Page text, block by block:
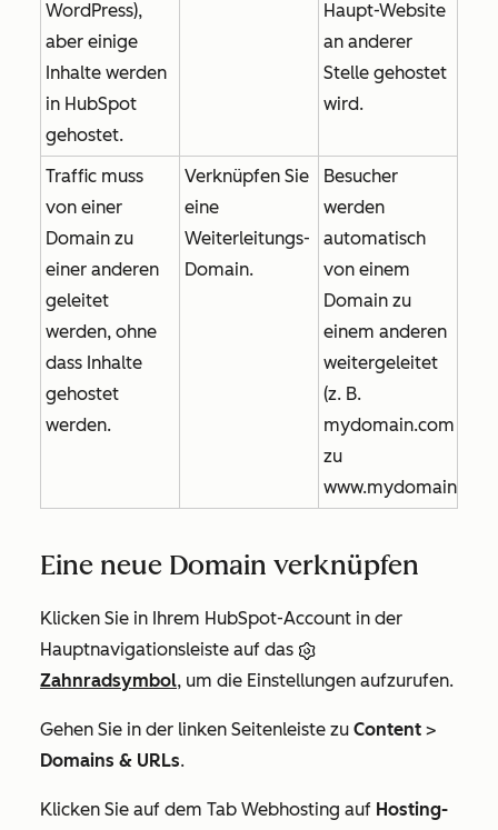
WordPress),
aber einige
Inhalte werden
in HubSpot
gehostet.
Haupt-Website
an anderer
Stelle gehostet
wird.
Traffic muss
von einer
Domain zu
einer anderen
geleitet
werden, ohne
dass Inhalte
gehostet
werden.
Verknüpfen Sie
eine
Weiterleitungs-
Domain.
Besucher
werden
automatisch
von einem
Domain zu
einem anderen
weitergeleitet
(z. B.
mydomain.com
zu
www.mydomain.com
Eine neue Domain verknüpfen
Klicken Sie in Ihrem HubSpot-Account in der
Hauptnavigationsleiste auf das
Zahnradsymbol, um die Einstellungen aufzurufen.
Gehen Sie in der linken Seitenleiste zu Content >
Domains & URLs.
Klicken Sie auf dem Tab Webhosting auf Hosting-